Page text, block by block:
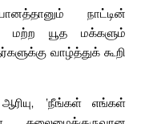
நாட்டின்
மற்ற யூத மக்களும்
வாழ்த்துக் கூறி
‘நீங்கள் எங்கள்